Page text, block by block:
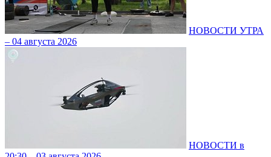
НОВОСТИ УТРА
– 04 августа 2026
НОВОСТИ в